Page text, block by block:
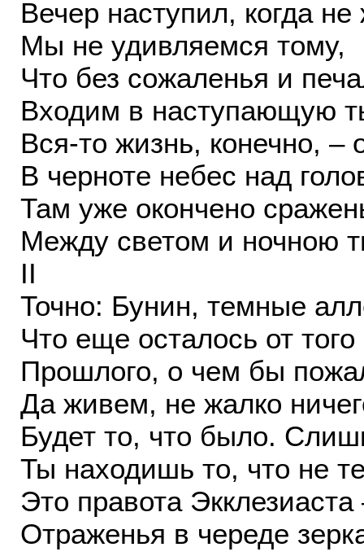
Вечер наступил, когда
Мы не удивляемся тому,
Что без сожаленья и
Входим в наступающую
Вся-то жизнь, конечно, –
В черноте небес над
Там уже окончено
Между светом и ночною
II
Точно: Бунин, темные
Что еще осталось от того
Прошлого, о чем бы
Да живем, не жалко
Будет то, что было.
Ты находишь то, что не
Это правота Экклезиаста
Отраженья в череде